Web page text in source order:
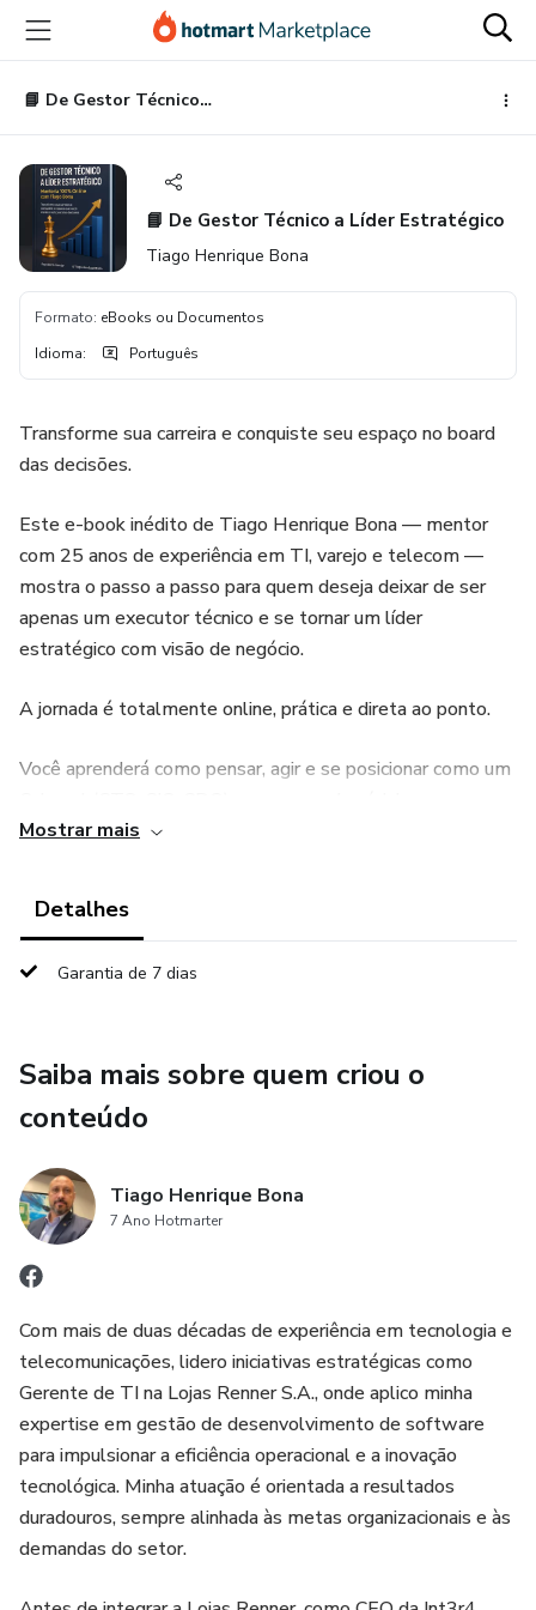
para
conteúdo
principal
para
pagamento
para
rodapé
📘 De Gestor Técnico a Líder Estratégico
📘 De Gestor Técnico a Líder Estratégico
Tiago Henrique Bona
Formato: eBooks ou Documentos
Idioma: Português
Transforme sua carreira e conquiste seu espaço no board
das decisões.
Este e-book inédito de Tiago Henrique Bona — mentor
com 25 anos de experiência em TI, varejo e telecom —
mostra o passo a passo para quem deseja deixar de ser
apenas um executor técnico e se tornar um líder
estratégico com visão de negócio.
A jornada é totalmente online, prática e direta ao ponto.
Você aprenderá como pensar, agir e se posicionar como um
transformadores.
estratégicas.
Como falar a linguagem do negócio e ser ouvido pelo
board.
O método comprovado para construir reputação,
autoridade e influência.
Um modelo de Plano de 90 dias para consolidar sua nova
identidade executiva.
Tudo com frameworks, exercícios e exemplos reais de
profissionais mentorados que foram promovidos e
ganharam visibilidade em poucas semanas.
🧭 CONTEÚDO DO EBOOK (SUMÁRIO)
Apresentação do Autor
Mostrar mais
Detalhes
Garantia de 7 dias
Saiba mais sobre quem criou o
conteúdo
Tiago Henrique Bona
7 Ano Hotmarter
Com mais de duas décadas de experiência em tecnologia e
telecomunicações, lidero iniciativas estratégicas como
Gerente de TI na Lojas Renner S.A., onde aplico minha
expertise em gestão de desenvolvimento de software
para impulsionar a eficiência operacional e a inovação
tecnológica. Minha atuação é orientada a resultados
duradouros, sempre alinhada às metas organizacionais e às
demandas do setor.